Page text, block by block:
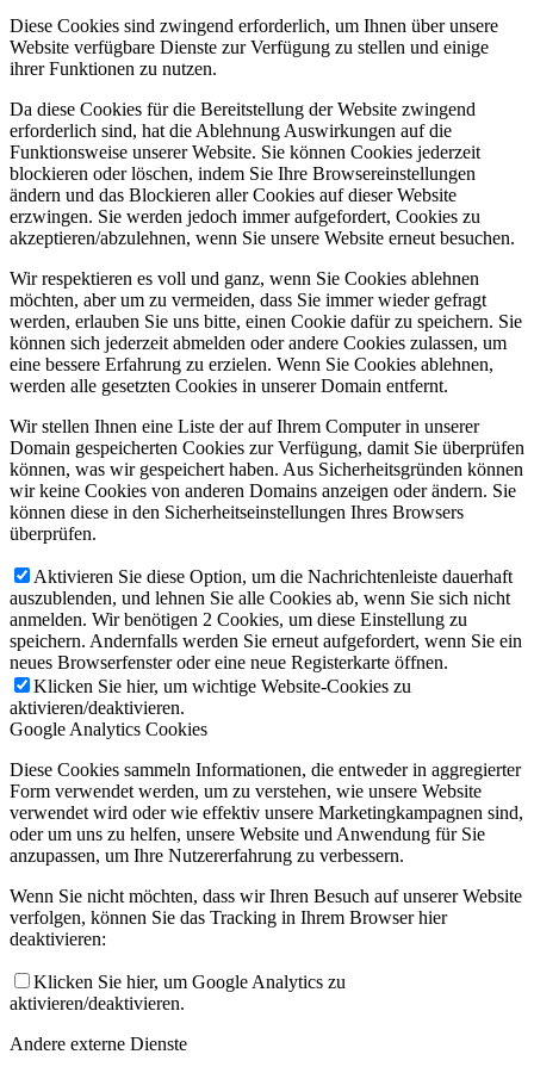
Diese Cookies sind zwingend erforderlich, um Ihnen über unsere
Website verfügbare Dienste zur Verfügung zu stellen und einige
ihrer Funktionen zu nutzen.
Da diese Cookies für die Bereitstellung der Website zwingend
erforderlich sind, hat die Ablehnung Auswirkungen auf die
Funktionsweise unserer Website. Sie können Cookies jederzeit
blockieren oder löschen, indem Sie Ihre Browsereinstellungen
ändern und das Blockieren aller Cookies auf dieser Website
erzwingen. Sie werden jedoch immer aufgefordert, Cookies zu
akzeptieren/abzulehnen, wenn Sie unsere Website erneut besuchen.
Wir respektieren es voll und ganz, wenn Sie Cookies ablehnen
möchten, aber um zu vermeiden, dass Sie immer wieder gefragt
werden, erlauben Sie uns bitte, einen Cookie dafür zu speichern. Sie
können sich jederzeit abmelden oder andere Cookies zulassen, um
eine bessere Erfahrung zu erzielen. Wenn Sie Cookies ablehnen,
werden alle gesetzten Cookies in unserer Domain entfernt.
Wir stellen Ihnen eine Liste der auf Ihrem Computer in unserer
Domain gespeicherten Cookies zur Verfügung, damit Sie überprüfen
können, was wir gespeichert haben. Aus Sicherheitsgründen können
wir keine Cookies von anderen Domains anzeigen oder ändern. Sie
können diese in den Sicherheitseinstellungen Ihres Browsers
überprüfen.
Aktivieren Sie diese Option, um die Nachrichtenleiste dauerhaft
auszublenden, und lehnen Sie alle Cookies ab, wenn Sie sich nicht
anmelden. Wir benötigen 2 Cookies, um diese Einstellung zu
speichern. Andernfalls werden Sie erneut aufgefordert, wenn Sie ein
neues Browserfenster oder eine neue Registerkarte öffnen.
Klicken Sie hier, um wichtige Website-Cookies zu
aktivieren/deaktivieren.
Google Analytics Cookies
Diese Cookies sammeln Informationen, die entweder in aggregierter
Form verwendet werden, um zu verstehen, wie unsere Website
verwendet wird oder wie effektiv unsere Marketingkampagnen sind,
oder um uns zu helfen, unsere Website und Anwendung für Sie
anzupassen, um Ihre Nutzererfahrung zu verbessern.
Wenn Sie nicht möchten, dass wir Ihren Besuch auf unserer Website
verfolgen, können Sie das Tracking in Ihrem Browser hier
deaktivieren:
Klicken Sie hier, um Google Analytics zu
aktivieren/deaktivieren.
Andere externe Dienste